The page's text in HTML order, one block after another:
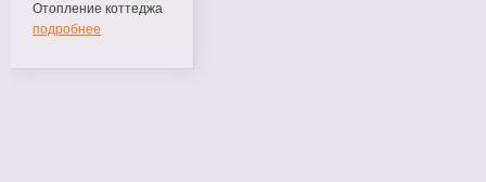
Отопление коттеджа
подробнее